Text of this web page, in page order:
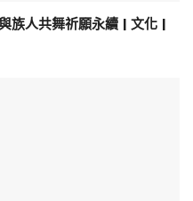
族人共舞祈願永續 | 文化 |